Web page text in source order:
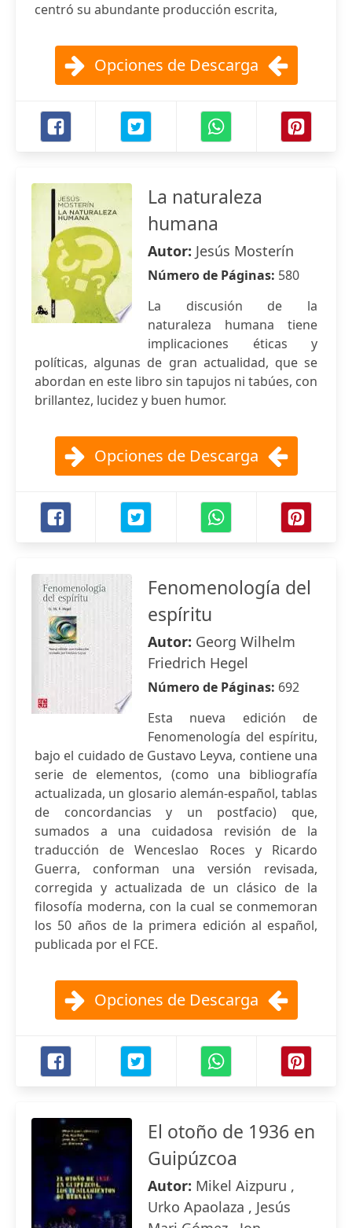
centró su abundante producción escrita,
Opciones de Descarga
La naturaleza
humana
Autor: Jesús Mosterín
Número de Páginas: 580
La discusión de la
naturaleza humana tiene
implicaciones éticas y
políticas, algunas de gran actualidad, que se
abordan en este libro sin tapujos ni tabúes, con
brillantez, lucidez y buen humor.
Opciones de Descarga
Fenomenología del
espíritu
Autor: Georg Wilhelm
Friedrich Hegel
Número de Páginas: 692
Esta nueva edición de
Fenomenología del espíritu,
bajo el cuidado de Gustavo Leyva, contiene una
serie de elementos, (como una bibliografía
actualizada, un glosario alemán-español, tablas
de concordancias y un postfacio) que,
sumados a una cuidadosa revisión de la
traducción de Wenceslao Roces y Ricardo
Guerra, conforman una versión revisada,
corregida y actualizada de un clásico de la
filosofía moderna, con la cual se conmemoran
los 50 años de la primera edición al español,
publicada por el FCE.
Opciones de Descarga
El otoño de 1936 en
Guipúzcoa
Autor: Mikel Aizpuru ,
Urko Apaolaza , Jesús